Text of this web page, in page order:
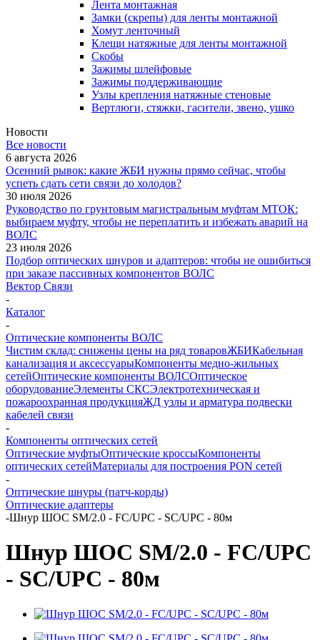
Лента монтажная
Замки (скрепы) для ленты монтажной
Хомут ленточный
Клещи натяжные для ленты монтажной
Скобы
Зажимы шлейфовые
Зажимы поддерживающие
Узлы крепления натяжные стеновые
Вертлюги, стяжки, гасители, звено, ушко
Новости
Все новости
6 августа 2026
Осенний рывок: какие ЖБИ нужны прямо сейчас, чтобы
успеть сдать сети связи до холодов?
30 июля 2026
Руководство по грунтовым магистральным муфтам МТОК:
выбираем муфту, чтобы не переплатить и избежать аварий на
ВОЛС
23 июля 2026
Подбор оптических шнуров и адаптеров: чтобы не ошибиться
при заказе пассивных компонентов ВОЛС
Вектор Связи
-
Каталог
-
Оптические компоненты ВОЛС
Чистим склад: снижены цены на ряд товаровЖБИКабельная
канализация и аксессуарыКомпоненты медно-жильных
сетейОптические компоненты ВОЛСОптическое
оборудованиеЭлементы СКСЭлектротехническая и
пожароохранная продукцияЖД узлы и арматура подвески
кабелей связи
-
Компоненты оптических сетей
Оптические муфтыОптические кроссыКомпоненты
оптических сетейМатериалы для построения PON сетей
-
Оптические шнуры (патч-корды)
Оптические адаптеры
-Шнур ШОС SM/2.0 - FC/UPC - SC/UPC - 80м
Шнур ШОС SM/2.0 - FC/UPC
- SC/UPC - 80м